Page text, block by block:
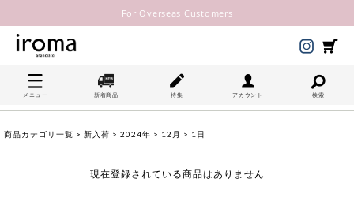
For Overseas Customers
メニュー 新着商品 特集 アカウント 検索
商品カテゴリ一覧 > 新入荷 > 2024年 > 12月 > 1日
現在登録されている商品はありません